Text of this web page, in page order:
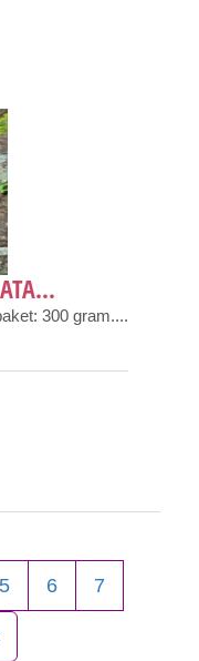
300 gram....
5 6 7